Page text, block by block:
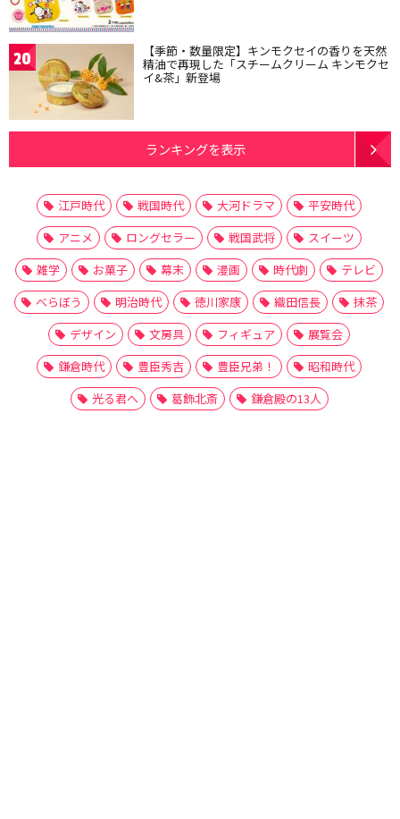
20 【季節・数量限定】キンモクセイの香りを天然
精油で再現した「スチームクリーム キンモクセ
イ&茶」新登場
ランキングを表示
江戸時代 戦国時代 大河ドラマ
平安時代
アニメ
ロングセラー 戦国武将
スイーツ
雑学
お菓子 幕末 漫画 時代劇
テレビ
べらぼう
明治時代 徳川家康 織田信長
抹茶
デザイン
文房具 フィギュア
展覧会
鎌倉時代
豊臣秀吉 豊臣兄弟！
昭和時代
光る君へ
葛飾北斎 鎌倉殿の13人